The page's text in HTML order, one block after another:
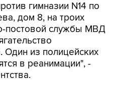
гимназии N14 по
дом 8, на троих
постовой службы МВД
Один из полицейских
в реанимации", -